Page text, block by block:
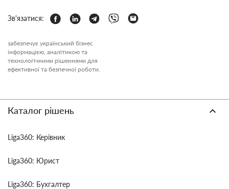
Зв'язатися:
забезпечує український бізнес
інформацією, аналітикою та
технологічними рішеннями для
ефективної та безпечної роботи.
Каталог рішень
Liga360: Керівник
Liga360: Юрист
Liga360: Бухгалтер